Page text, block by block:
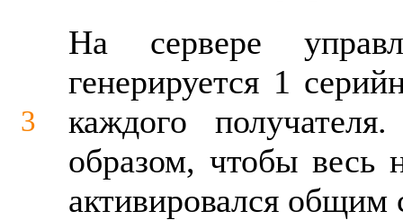
3
На сервере
генерируется 1
каждого
образом, чтобы весь
активировался